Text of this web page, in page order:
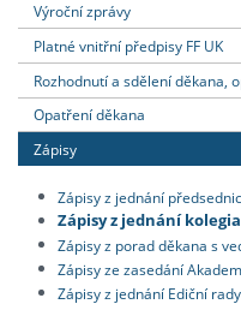
Výroční zprávy
Platné vnitřní předpisy FF UK
Rozhodnutí a sdělení děkana,
Opatření děkana
Zápisy
Zápisy z jednání
Zápisy z jednání
Zápisy z porad děkana s
Zápisy ze zasedání
Zápisy z jednání Ediční rady